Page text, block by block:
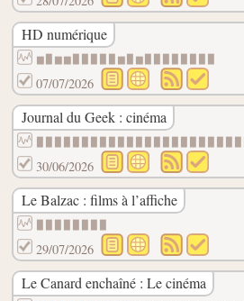
HD numérique
▆▉▆▆▉▉▉▉▉▆▉▆▉▉▉▉▉▉▉▉
07/07/2026
Journal du Geek : cinéma
30/06/2026
Le Balzac : films à l’affiche
29/07/2026
Le Canard enchaîné : Le cinéma